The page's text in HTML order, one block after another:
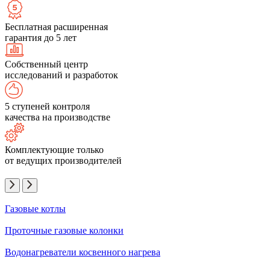
Бесплатная расширенная
гарантия до 5 лет
Собственный центр
исследований и разработок
5 ступеней контроля
качества на производстве
Комплектующие только
от ведущих производителей
Газовые котлы
Проточные газовые колонки
Водонагреватели косвенного нагрева